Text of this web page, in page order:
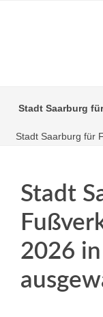
Stadt Saarburg
Stadt Saarburg für
Stadt
2026